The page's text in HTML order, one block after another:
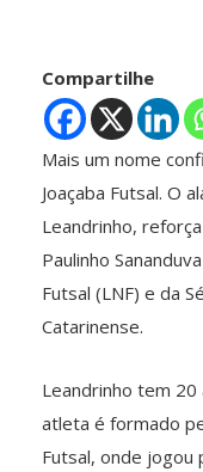
Compartilhe
Mais um nome
Joaçaba Futsal. O
Leandrinho,
Paulinho
Futsal (LNF) e da
Catarinense.
Leandrinho tem 20
atleta é formado
Futsal, onde